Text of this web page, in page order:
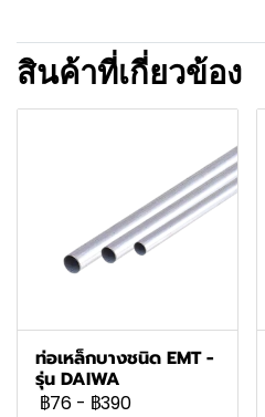
สินค้าที่เกี่ยวข้อง
ท่อเหล็กบางชนิด EMT -
รุ่น DAIWA
฿76 - ฿390